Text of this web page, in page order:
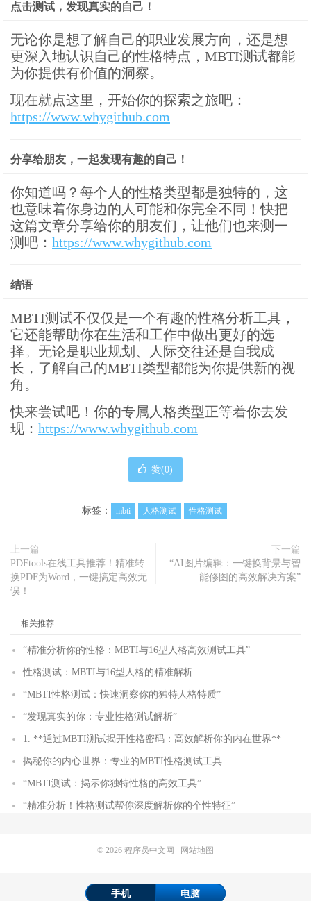
点击测试，发现真实的自己！
无论你是想了解自己的职业发展方向，还是想
更深入地认识自己的性格特点，MBTI测试都能
为你提供有价值的洞察。
现在就点这里，开始你的探索之旅吧：
https://www.whygithub.com
分享给朋友，一起发现有趣的自己！
你知道吗？每个人的性格类型都是独特的，这
也意味着你身边的人可能和你完全不同！快把
这篇文章分享给你的朋友们，让他们也来测一
测吧： https://www.whygithub.com
结语
MBTI测试不仅仅是一个有趣的性格分析工具，
它还能帮助你在生活和工作中做出更好的选
择。无论是职业规划、人际交往还是自我成
长，了解自己的MBTI类型都能为你提供新的视
角。
快来尝试吧！你的专属人格类型正等着你去发
现： https://www.whygithub.com
赞(0)
标签： mbti 人格测试 性格测试
上一篇
PDFtools在线工具推荐！精准转
换PDF为Word，一键搞定高效无
误！
下一篇
“AI图片编辑：一键换背景与智
能修图的高效解决方案”
相关推荐
“精准分析你的性格：MBTI与16型人格高效测试工具”
性格测试：MBTI与16型人格的精准解析
“MBTI性格测试：快速洞察你的独特人格特质”
“发现真实的你：专业性格测试解析”
1. **通过MBTI测试揭开性格密码：高效解析你的内在世界**
揭秘你的内心世界：专业的MBTI性格测试工具
“MBTI测试：揭示你独特性格的高效工具”
“精准分析！性格测试帮你深度解析你的个性特征”
© 2026 程序员中文网 网站地图
手机 电脑